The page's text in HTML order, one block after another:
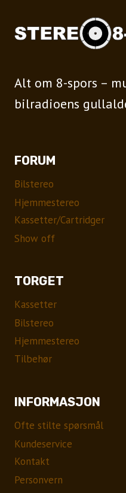
Alt om 8-spors –
bilradioens
FORUM
Bilstereo
Hjemmestereo
Kassetter/Cartridger
Show off
TORGET
Kassetter
Bilstereo
Hjemmestereo
Tilbehør
INFORMASJON
Ofte stilte spørsmål
Kundeservice
Kontakt
Personvern